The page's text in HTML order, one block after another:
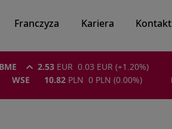
Franczyza Kariera Kontakt
BME 2.53 EUR 0.03 EUR (+1.20%)
WSE
10.82 PLN 0 PLN (0.00%)